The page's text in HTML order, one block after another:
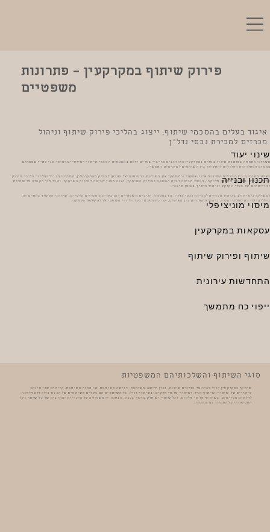
שינוי יעוד
תכנון ובנייה
מיסוי מוניציפלי
עסקאות במקרקעין
שיתוף ופירוק שיתוף
התחדשות עירונית
ייפוי כח מתמשך
פירוק שיתוף במקרקעין – פתרונות
איגוד בעלים בהסכמי שיתוף, ייצוג בהליכי פירוק שיתוף וניהול
מכרזים למכירת נכסי נדל"ן
משרדנו מתמחה במלאכת איגוד בעלים במקרקעין המורכבים מריבוי בעלים וזאת באמצעות הסכמי שיתוף יצירתיים וצופי פני עתיד שמטרתם
צמצום המחלוקות העלולות להתעורר בין השותפים למינימום האפשרי.
כאשר השיתוף בין הבעלים השונים אינו אפשרי ו"משתק" את השימוש והפוטנציאל שניתן להפיק מהמקרקעין, משרדנו מוביל ומלווה הליכי פירוק
שיתוף רבים במסגרת הסכמי חלוקה / הגשת תביעה לבית המשפט.לפירוק השיתוף/ הגנה מפני תביעה לפירוק השיתוף, והכל תוך הקפדה על שמירת
זכויותיהם של בעלי הקרקע וניהול ההליך באופן מיטבי.
למשרדנו ניסיון רב בניהול מכרזים למכירת נכסי נדל"ן, הן במסגרת הליכים משפטיים והן בעריכת מכרזים פרטיים. שירותי המשרד בתחום זה
כוללים: עריכת מסמכי מכרז, ניהול התמחרות בין מציעים, עריכת הסכמי מכר וליווי משפטי עד להשלמת העסקה.
סוגי השיתוף והשלכותיהם המשפטיות
שיתוף במקרקעין יכול להיווצר בדרכים שונות, כגון ירושה משותפת, רכישה משותפת, או מתנה משותפת. קיימים שני סוגים
עיקריים של שיתוף: שיתוף רגיל ושיתוף על פי חלקים. בשיתוף רגיל, כל השותפים הם בעלים משותפים של הנכס כולו ללא חלוקה
לחלקים מסוימים. בשיתוף על פי חלקים, לכל שותף יש חלק מוגדר בנכס. הבחנה זו משפיעה על הזכויות והחובות של כל שותף ועל
האפשרויות להתמודד עם הסכסוך.